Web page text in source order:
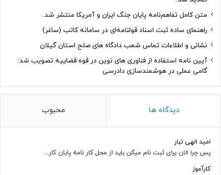
متن کامل تفاهم‌نامه پایان جنگ ایران و آمریکا منتشر شد.
راهنمای ساده ثبت اسناد قولنامه‌ای در سامانه کاتب (ساغر)
نشانی و اطلاعات تماس شعب دادگاه های صلح استان گیلان
آیین نامه استفاده از فناوری های نوین در قوه قضاییه تصویب شد:
گامی عملی در هوشمندسازی دادرسی
دیدگاه ها محبوب
امید الهی تبار
پس چرا الان برای ثبت نام میگن باید از محل کار نامه پایان کار...
کارآموز